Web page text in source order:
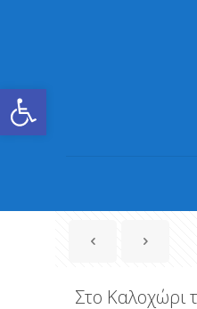
Ανοίξτε τη γραμμή εργαλείων
Στο Καλοχώρι